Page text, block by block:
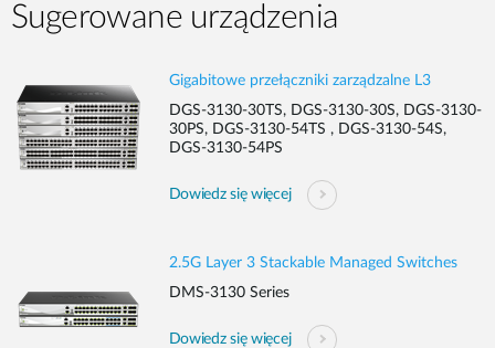
Sugerowane urządzenia
Gigabitowe przełączniki zarządzalne L3
DGS-3130-30TS, DGS-3130-30S, DGS-3130-
30PS, DGS-3130-54TS , DGS-3130-54S,
DGS-3130-54PS
Dowiedz się więcej
2.5G Layer 3 Stackable Managed Switches
DMS-3130 Series
Dowiedz się więcej